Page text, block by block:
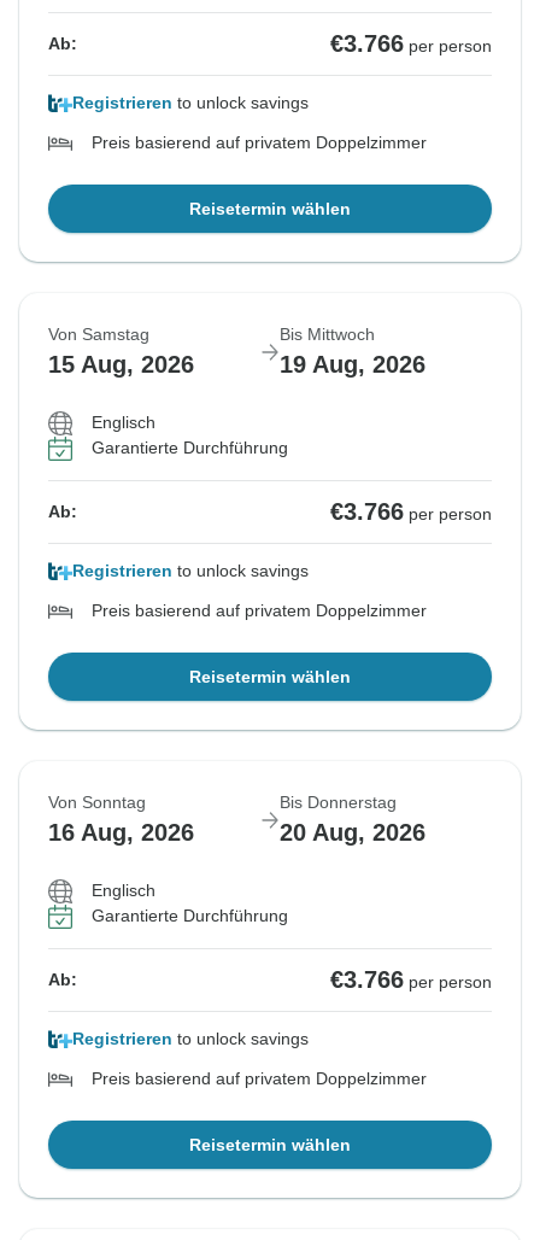
Ab: €3.766 per person
Registrieren to unlock savings
Preis basierend auf privatem Doppelzimmer
Reisetermin wählen
Von Samstag
15 Aug, 2026
Bis Mittwoch
19 Aug, 2026
Englisch
Garantierte Durchführung
Ab: €3.766 per person
Registrieren to unlock savings
Preis basierend auf privatem Doppelzimmer
Reisetermin wählen
Von Sonntag
16 Aug, 2026
Bis Donnerstag
20 Aug, 2026
Englisch
Garantierte Durchführung
Ab: €3.766 per person
Registrieren to unlock savings
Preis basierend auf privatem Doppelzimmer
Reisetermin wählen